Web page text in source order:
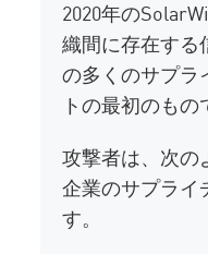
2020年の
織間に存在する
の多くのサプラ
トの最初のもの
攻撃者は、次の
企業のサプライ
す。